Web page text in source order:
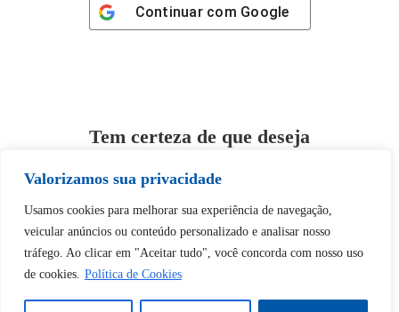
Valorizamos sua privacidade
Usamos cookies para melhorar sua experiência de navegação,
veicular anúncios ou conteúdo personalizado e analisar nosso
tráfego. Ao clicar em "Aceitar tudo", você concorda com nosso uso
de cookies. Política de Cookies
Continuar com Google
Tem certeza de que deseja
Desbloquear esquerda : 0